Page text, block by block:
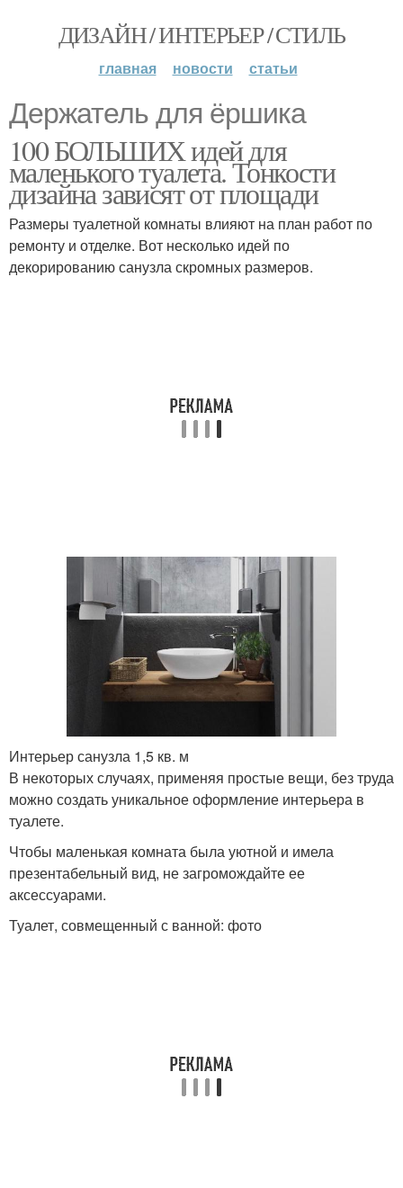
ДИЗАЙН / ИНТЕРЬЕР / СТИЛЬ
главная новости статьи
Держатель для ёршика
100 БОЛЬШИХ идей для
маленького туалета. Тонкости
дизайна зависят от площади
Размеры туалетной комнаты влияют на план работ по
ремонту и отделке. Вот несколько идей по
декорированию санузла скромных размеров.
Интерьер санузла 1,5 кв. м
В некоторых случаях, применяя простые вещи, без труда
можно создать уникальное оформление интерьера в
туалете.
Чтобы маленькая комната была уютной и имела
презентабельный вид, не загромождайте ее
аксессуарами.
Туалет, совмещенный с ванной: фото